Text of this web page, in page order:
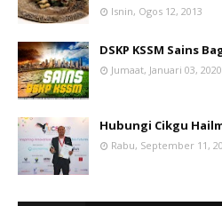
Isnin, Ogos 12, 2013
DSKP KSSM Sains
Jumaat, Januari 03, 2020
Hubungi Cikgu
Rabu, September 11,